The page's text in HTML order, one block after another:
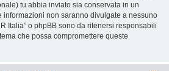
tu abbia inviato sia conservata in un
informazioni non saranno divulgate a nessuno
Italia” o phpBB sono da ritenersi responsabili
che possa compromettere queste